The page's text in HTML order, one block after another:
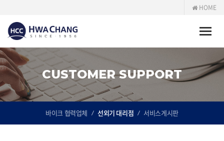
HOME
Toggle
CUSTOMER SUPPORT
바이크 협력업체 선외기 대리점 서비스게시판